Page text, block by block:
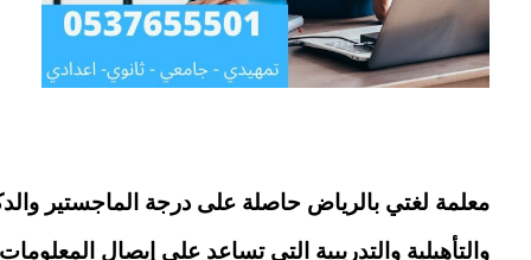
معلمة لغتي بالرياض حاصلة على درجة الماجستير
والتأهيلية والتدريبية التي تساعد على إيصال